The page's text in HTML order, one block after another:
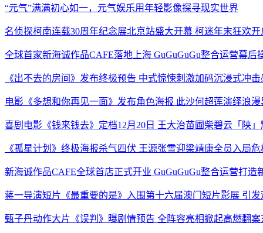
“元气”满满初心如一，元气娱乐用年轻影像探寻现实世界
名侦探柯南连载30周年纪念展北京站盛大开幕 柯迷年末狂欢开
全球首家新海诚作品CAFE落地上海 GuGuGuGu整合运营幕后
《出不去的房间》发布终极预告 中式惊悚刺激加码沉浸式冲击
电影《多想和你再见一面》发布角色海报 此沙何超莲演绎浪
喜剧电影《钱来钱去》定档12月20日 王大治苗圃柴碧云「陕
《孤星计划》终极海报杀气四伏 王源张雪迎梁靖康全员入局
新海诚作品CAFE全球首店正式开业 GuGuGuGu整合运营打造
蒋一导演短片《最重要的是》入围第十六届澳门短片影展 引
甄子丹动作大片《误判》曝剧情预告 全阵容亮相掀起高燃翻案